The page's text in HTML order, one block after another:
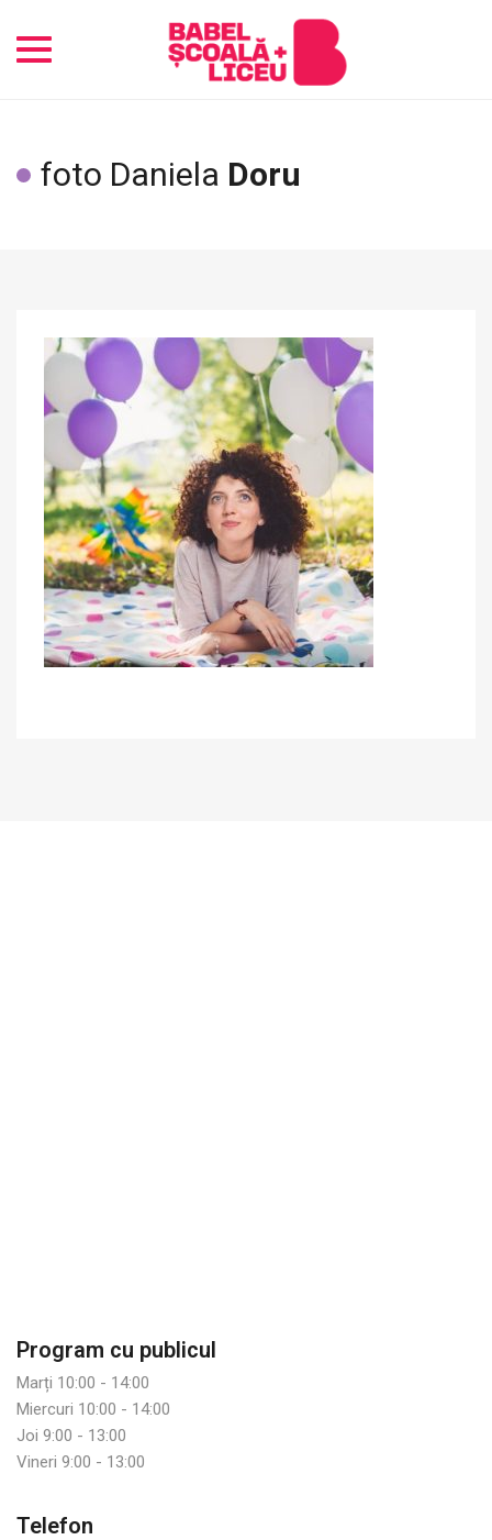
Toggle
foto Daniela Doru
Program cu publicul
Marți 10:00 - 14:00
Miercuri 10:00 - 14:00
Joi 9:00 - 13:00
Vineri 9:00 - 13:00
Telefon